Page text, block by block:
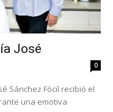
José
0
Sánchez Fócil recibió el
una emotiva